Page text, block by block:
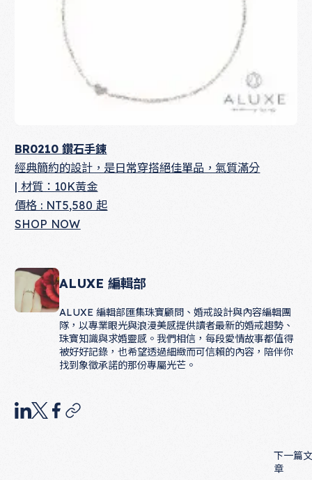
BR0210 鑽石手鍊
經典簡約的設計，是日常穿搭絕佳單品，氣質滿分
| 材質：10K黃金
價格 : NT5,580 起
SHOP NOW
ALUXE 編輯部
ALUXE 編輯部匯集珠寶顧問、婚戒設計與內容編輯團
隊，以專業眼光與浪漫美感提供讀者最新的婚戒趨勢、
珠寶知識與求婚靈感。我們相信，每段愛情故事都值得
被好好記錄，也希望透過細緻而可信賴的內容，陪伴你
找到象徵承諾的那份專屬光芒。
下一篇文
章